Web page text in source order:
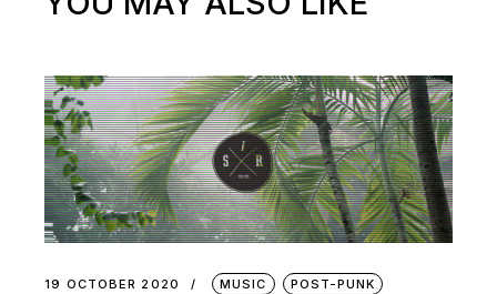
19 OCTOBER 2020 MUSIC POST-PUNK